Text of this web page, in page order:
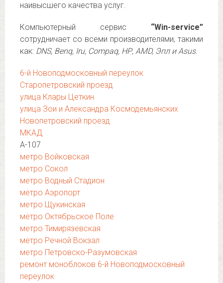
наивысшего качества услуг.
Компьютерный сервис “Win-service”
сотрудничает со всеми производителями, такими
как: DNS, Benq, Iru, Compaq, НР, AMD, Эпл и Asus.
6-й Новоподмосковный переулок
Старопетровский проезд
улица Клары Цеткин
улица Зои и Александра Космодемьянских
Новопетровский проезд
МКАД
А-107
метро Войковская
метро Сокол
метро Водный Стадион
метро Аэропорт
метро Щукинская
метро Октябрьское Поле
метро Тимирязевская
метро Речной Вокзал
метро Петровско-Разумовская
ремонт моноблоков 6-й Новоподмосковный
переулок